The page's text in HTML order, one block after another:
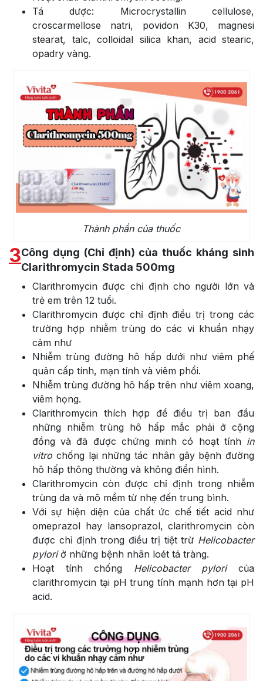
Tá dược: Microcrystallin cellulose,
croscarmellose natri, povidon K30, magnesi
stearat, talc, colloidal silica khan, acid stearic,
opadry vàng.
Thành phần của thuốc
3Công dụng (Chỉ định) của thuốc kháng sinh
Clarithromycin Stada 500mg
Clarithromycin được chỉ định cho người lớn và
trẻ em trên 12 tuổi.
Clarithromycin được chỉ định điều trị trong các
trường hợp nhiễm trùng do các vi khuẩn nhạy
cảm như
Nhiễm trùng đường hô hấp dưới như viêm phế
quản cấp tính, mạn tính và viêm phổi.
Nhiễm trùng đường hô hấp trên như viêm xoang,
viêm họng.
Clarithromycin thích hợp để điều trị ban đầu
những nhiễm trùng hô hấp mắc phải ở cộng
đồng và đã được chứng minh có hoạt tính in
vitro chống lại những tác nhân gây bệnh đường
hô hấp thông thường và không điển hình.
Clarithromycin còn được chỉ định trong nhiễm
trùng da và mô mềm từ nhẹ đến trung bình.
Với sự hiện diện của chất ức chế tiết acid như
omeprazol hay lansoprazol, clarithromycin còn
được chỉ định trong điều trị tiệt trừ Helicobacter
pyloriở những bệnh nhân loét tá tràng.
Hoạt tính chống Helicobacter pyloricủa
clarithromycin tại pH trung tính mạnh hơn tại pH
acid.